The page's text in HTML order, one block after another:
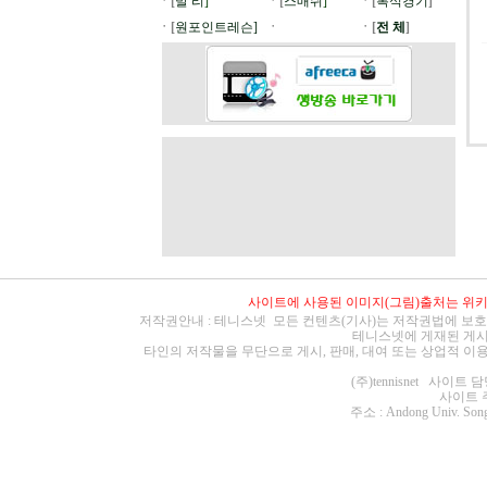
ㆍ[원포인트레슨] ㆍ ㆍ[전 체 ]
사이트에 사용된 이미지(그림)출처는 위
저작권안내 : 테니스넷 모든 컨텐츠(기사)는 저작권법에 보
테니스넷에 게재된 게
타인의 저작물을 무단으로 게시, 판매, 대여 또는 상업적
(주)tennisnet 사이트
사이트
주소 : Andong Univ.